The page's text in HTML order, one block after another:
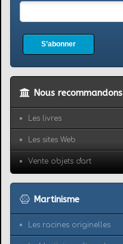
S’abonner
Nous recommandons
Les livres
Les sites Web
Vente objets d'art
Martinisme
Les racines originelles